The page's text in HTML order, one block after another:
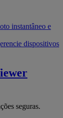
instantâneo e
dispositivos
seguras.